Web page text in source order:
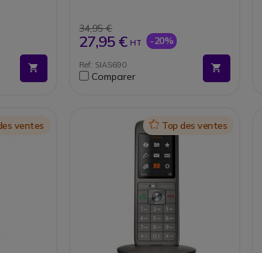
veille)
les
Possibilité d'ajouter 3
combinés supplémentaires
Autonomie : jusqu'à 18 heures
Technologie Eco-DECT pour la
protection de l'environnement
34,95 €
27,95 € HT -20%
Ref: SIAS690
Comparer
ventes IconTop des ventes